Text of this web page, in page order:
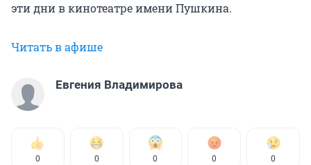
эти дни в кинотеатре имени Пушкина.
Читать в афише
Евгения Владимирова
0 0 0 0 0